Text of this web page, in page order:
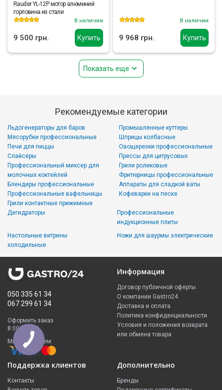
Купить
Rauder YL-12P мотор алюминий
горловина из стали
В наличии
9 500 грн. Купить
В наличии
9 968 грн.
Показать еще
Рекомендуемые категории
Льдогенераторы для баров
Мясорубки профессиональные
Печи для пиццы
Слайсеры
Промышленные куттеры
Шприцы колбасные
Овощерезки профессиональные
Прессы для цитрусовых
Профессиональный миксер для
молочных коктейлей
Блендеры профессиональные
Профессиональные вафельницы
Грили контактные прижимные
Грили роликовые
Фритюрницы профессиональные
Аппараты для сладкой ваты
Кофеварки на песке
Дегидраторы
Настольные витрины
холодильные
Профессиональные
индукционные плиты
Ножи для шаурмы электрические
050 335 61 34
067 299 61 34
Оформить заказ
8:00 - 23:00
Мы принимаем:
Информация
Договор публичной оферты
О компании Gastro24
Доставка и оплата
Политика конфиденциальности
Условия и положения возврата
или обмена товара
Поддержка клиентов
Контакты
Дополнительно
Бренды